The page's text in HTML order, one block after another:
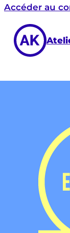
Accéder au